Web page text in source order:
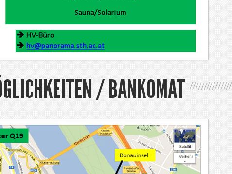
/ BANKOMAT